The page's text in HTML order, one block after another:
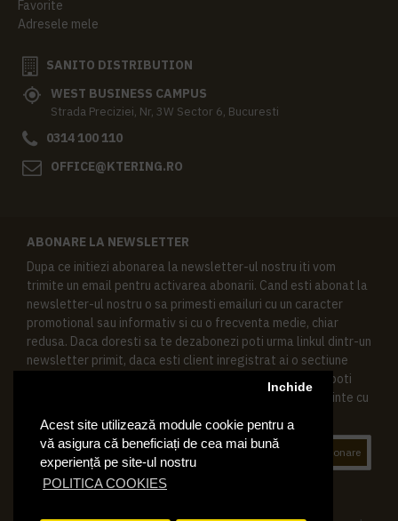
Acest site utilizează module cookie pentru a
vă asigura că beneficiați de cea mai bună
experiență pe site-ul nostru
POLITICA COOKIES
Inchide
Favorite
Adresele mele
SANITO DISTRIBUTION
WEST BUSINESS CAMPUS
Strada Preciziei, Nr, 3W Sector 6, Bucuresti
0314 100 110
OFFICE@KTERING.RO
ABONARE LA NEWSLETTER
Dupa ce initiezi abonarea la newsletter-ul nostru iti vom
trimite un email pentru activarea abonarii. Cand esti abonat la
newsletter-ul nostru o sa primesti emailuri cu un caracter
promotional sau informativ si cu o frecventa medie, chiar
redusa. Daca doresti sa te dezabonezi poti urma linkul dintr-un
newsletter primit, daca esti client inregistrat ai o sectiune
speciala in contul tau in acest scop, si de asemenea ne poti
contacta oricand pe email pentru orice intrebari sau cerinte cu
Abonare